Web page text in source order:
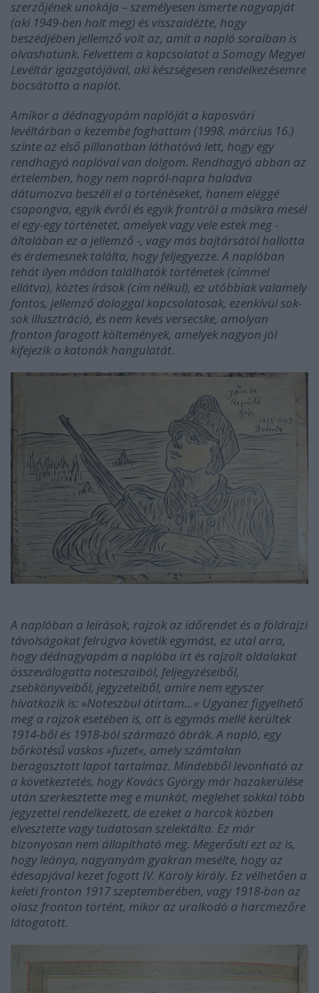
szerzőjének unokája – személyesen ismerte nagyapját
(aki 1949-ben halt meg) és visszaidézte, hogy
beszédjében jellemző volt az, amit a napló soraiban is
olvashatunk. Felvettem a kapcsolatot a Somogy Megyei
Levéltár igazgatójával, aki készségesen rendelkezésemre
bocsátotta a naplót.
Amikor a dédnagyapám naplóját a kaposvári
levéltárban a kezembe foghattam (1998. március 16.)
szinte az első pillanatban láthatóvá lett, hogy egy
rendhagyó naplóval van dolgom. Rendhagyó abban az
értelemben, hogy nem napról-napra haladva
dátumozva beszéli el a történéseket, hanem eléggé
csapongva, egyik évről és egyik frontról a másikra mesél
el egy-egy történetet, amelyek vagy vele estek meg -
általában ez a jellemző -, vagy más bajtársától hallotta
és érdemesnek találta, hogy feljegyezze. A naplóban
tehát ilyen módon találhatók történetek (címmel
ellátva), köztes írások (cím nélkül), ez utóbbiak valamely
fontos, jellemző dologgal kapcsolatosak, ezenkívül sok-
sok illusztráció, és nem kevés versecske, amolyan
fronton faragott költemények, amelyek nagyon jól
kifejezik a katonák hangulatát.
A naplóban a leírások, rajzok az időrendet és a földrajzi
távolságokat felrúgva követik egymást, ez utal arra,
hogy dédnagyapám a naplóba írt és rajzolt oldalakat
összeválogatta noteszaiból, feljegyzéseiből,
zsebkönyveiből, jegyzeteiből, amire nem egyszer
hivatkozik is: »Noteszbul átirtam…« Ugyanez figyelhető
meg a rajzok esetében is, ott is egymás mellé kerültek
1914-ből és 1918-ból származó ábrák. A napló, egy
bőrkötésű vaskos »füzet«, amely számtalan
beragasztott lapot tartalmaz. Mindebből levonható az
a következtetés, hogy Kovács György már hazakerülése
után szerkesztette meg e munkát, meglehet sokkal több
jegyzettel rendelkezett, de ezeket a harcok közben
elvesztette vagy tudatosan szelektálta. Ez már
bizonyosan nem állapítható meg. Megerősíti ezt az is,
hogy leánya, nagyanyám gyakran mesélte, hogy az
édesapjával kezet fogott IV. Károly király. Ez vélhetően a
keleti fronton 1917 szeptemberében, vagy 1918-ban az
olasz fronton történt, mikor az uralkodó a harcmezőre
látogatott.